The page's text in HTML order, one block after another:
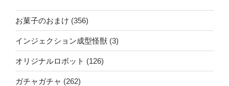
お菓子のおまけ (356)
インジェクション成型怪獣 (3)
オリジナルロボット (126)
ガチャガチャ (262)